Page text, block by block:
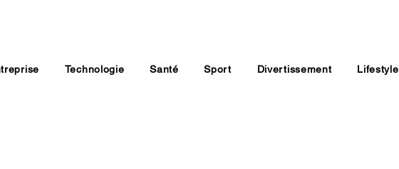
Technologie Santé Sport Divertissement Lifestyle